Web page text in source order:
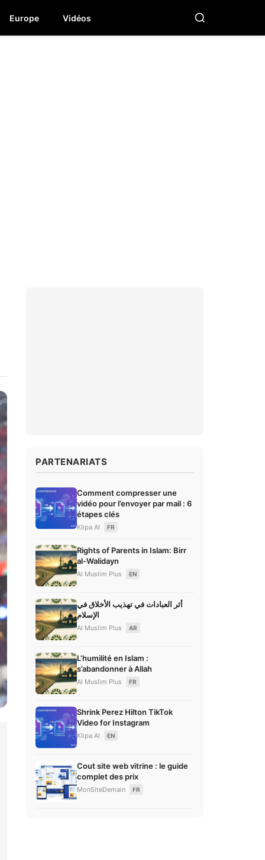
Europe Vidéos
PARTENARIATS
Comment compresser une
vidéo pour l’envoyer par mail : 6
étapes clés
Klipa AI FR
Rights of Parents in Islam: Birr
al-Walidayn
Al Muslim Plus EN
أثر العبادات في تهذيب الأخلاق في
الإسلام
Al Muslim Plus AR
L’humilité en Islam :
s’abandonner à Allah
Al Muslim Plus FR
Shrink Perez Hilton TikTok
Video for Instagram
Klipa AI EN
Cout site web vitrine : le guide
complet des prix
MonSiteDemain FR